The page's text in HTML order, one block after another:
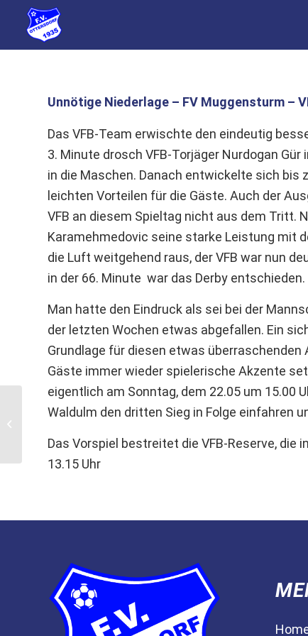
Unnötige Niederlage – FV Muggensturm –
Das VFB-Team erwischte den eindeutig
3. Minute drosch VFB-Torjäger Nurdogan
in die Maschen. Danach entwickelte sich
leichten Vorteilen für die Gäste. Auch der
VFB an diesem Spieltag nicht aus dem Tritt.
Karamehmedovic seine starke Leistung mit
die Luft weitgehend raus, der VFB war nun
in der 66. Minute war das Derby entschieden.
Man hatte den Eindruck als sei bei der
der letzten Wochen etwas abgefallen. Ein
Grundlage für diesen etwas
Gäste immer wieder spielerische Akzente
eigentlich am Sonntag, dem 22.05 um 15.00
Waldulm den dritten Sieg in Folge einfahren
Das Vorspiel bestreitet die VFB-Reserve, die
13.15 Uhr
Starke Leistung wird